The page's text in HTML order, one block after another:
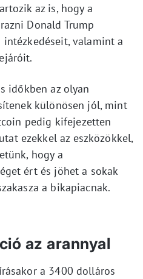
az is, hogy a
Donald Trump
valamint a
időkben az olyan
különösen jól, mint
pedig kifejezetten
ezekkel az eszközökkel,
hogy a
ért és jöhet a sokak
a bikapiacnak.
az arannyal
a 3400 dolláros